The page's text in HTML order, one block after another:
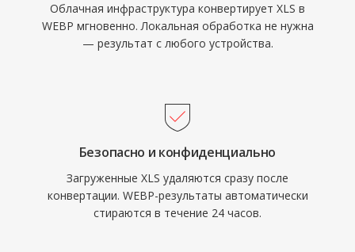
Облачная инфраструктура конвертирует XLS в
WEBP мгновенно. Локальная обработка не нужна
— результат с любого устройства.
Безопасно и конфиденциально
Загруженные XLS удаляются сразу после
конвертации. WEBP-результаты автоматически
стираются в течение 24 часов.